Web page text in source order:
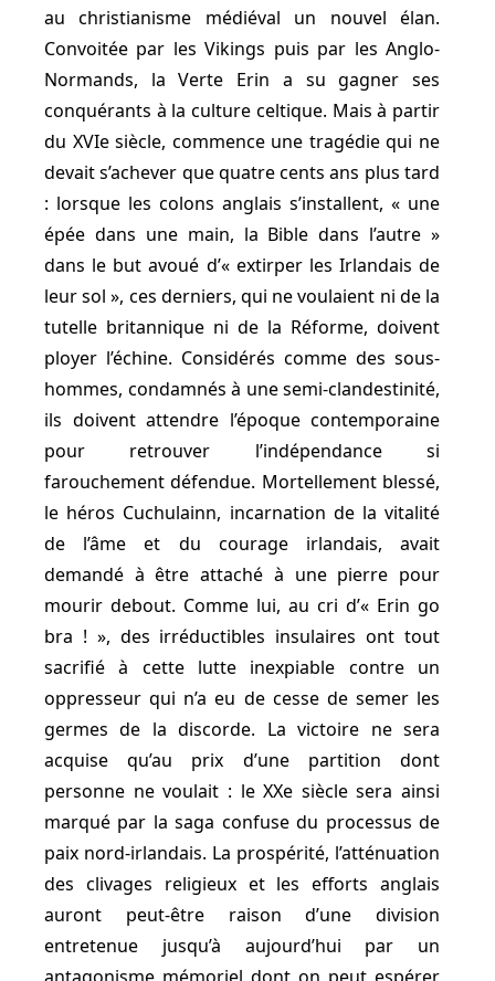
au christianisme médiéval un nouvel élan.
Convoitée par les Vikings puis par les Anglo-
Normands, la Verte Erin a su gagner ses
conquérants à la culture celtique. Mais à partir
du XVIe siècle, commence une tragédie qui ne
devait s’achever que quatre cents ans plus tard
: lorsque les colons anglais s’installent, « une
épée dans une main, la Bible dans l’autre »
dans le but avoué d’« extirper les Irlandais de
leur sol », ces derniers, qui ne voulaient ni de la
tutelle britannique ni de la Réforme, doivent
ployer l’échine. Considérés comme des sous-
hommes, condamnés à une semi-clandestinité,
ils doivent attendre l’époque contemporaine
pour retrouver l’indépendance si
farouchement défendue. Mortellement blessé,
le héros Cuchulainn, incarnation de la vitalité
de l’âme et du courage irlandais, avait
demandé à être attaché à une pierre pour
mourir debout. Comme lui, au cri d’« Erin go
bra ! », des irréductibles insulaires ont tout
sacrifié à cette lutte inexpiable contre un
oppresseur qui n’a eu de cesse de semer les
germes de la discorde. La victoire ne sera
acquise qu’au prix d’une partition dont
personne ne voulait : le XXe siècle sera ainsi
marqué par la saga confuse du processus de
paix nord-irlandais. La prospérité, l’atténuation
des clivages religieux et les efforts anglais
auront peut-être raison d’une division
entretenue jusqu’à aujourd’hui par un